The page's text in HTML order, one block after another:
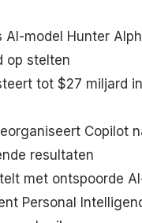
AI-model Hunter
op stelten
tot $27 miljard
Copilot
resultaten
met ontspoorde
Personal